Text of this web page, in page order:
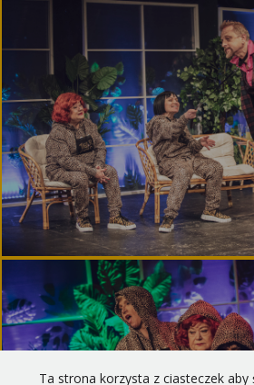
Ta strona korzysta z ciasteczek aby